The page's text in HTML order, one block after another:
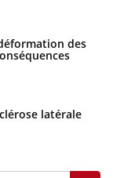
des
latérale